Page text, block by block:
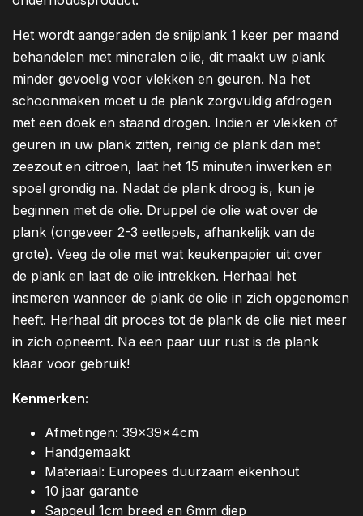
Het wordt aangeraden de snijplank 1 keer per maand
behandelen met mineralen olie, dit maakt uw plank
minder gevoelig voor vlekken en geuren. Na het
schoonmaken moet u de plank zorgvuldig afdrogen
met een doek en staand drogen. Indien er vlekken of
geuren in uw plank zitten, reinig de plank dan met
zeezout en citroen, laat het 15 minuten inwerken en
spoel grondig na. Nadat de plank droog is, kun je
beginnen met de olie. Druppel de olie wat over de
plank (ongeveer 2-3 eetlepels, afhankelijk van de
grote). Veeg de olie met wat keukenpapier uit over
de plank en laat de olie intrekken. Herhaal het
insmeren wanneer de plank de olie in zich opgenomen
heeft. Herhaal dit proces tot de plank de olie niet meer
in zich opneemt. Na een paar uur rust is de plank
klaar voor gebruik!
Kenmerken:
Afmetingen: 39x39x4cm
Handgemaakt
Materiaal: Europees duurzaam eikenhout
10 jaar garantie
Sapgeul 1cm breed en 6mm diep